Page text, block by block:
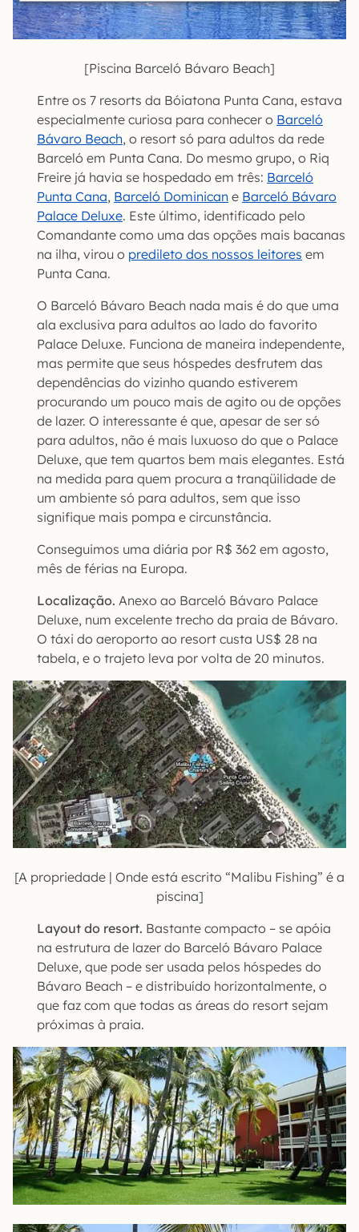
[Piscina Barceló Bávaro Beach]
Entre os 7 resorts da Bóiatona Punta Cana, estava
especialmente curiosa para conhecer o Barceló
Bávaro Beach, o resort só para adultos da rede
Barceló em Punta Cana. Do mesmo grupo, o Riq
Freire já havia se hospedado em três: Barceló
Punta Cana, Barceló Dominican e Barceló Bávaro
Palace Deluxe. Este último, identificado pelo
Comandante como uma das opções mais bacanas
na ilha, virou o predileto dos nossos leitores em
Punta Cana.
O Barceló Bávaro Beach nada mais é do que uma
ala exclusiva para adultos ao lado do favorito
Palace Deluxe. Funciona de maneira independente,
mas permite que seus hóspedes desfrutem das
dependências do vizinho quando estiverem
procurando um pouco mais de agito ou de opções
de lazer. O interessante é que, apesar de ser só
para adultos, não é mais luxuoso do que o Palace
Deluxe, que tem quartos bem mais elegantes. Está
na medida para quem procura a tranqüilidade de
um ambiente só para adultos, sem que isso
signifique mais pompa e circunstância.
Conseguimos uma diária por R$ 362 em agosto,
mês de férias na Europa.
Localização. Anexo ao Barceló Bávaro Palace
Deluxe, num excelente trecho da praia de Bávaro.
O táxi do aeroporto ao resort custa US$ 28 na
tabela, e o trajeto leva por volta de 20 minutos.
[A propriedade | Onde está escrito “Malibu Fishing” é a
piscina]
Layout do resort. Bastante compacto – se apóia
na estrutura de lazer do Barceló Bávaro Palace
Deluxe, que pode ser usada pelos hóspedes do
Bávaro Beach – e distribuído horizontalmente, o
que faz com que todas as áreas do resort sejam
próximas à praia.